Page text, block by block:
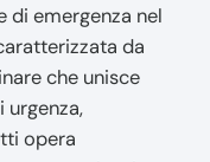
emergenza nel
da
che unisce
opera